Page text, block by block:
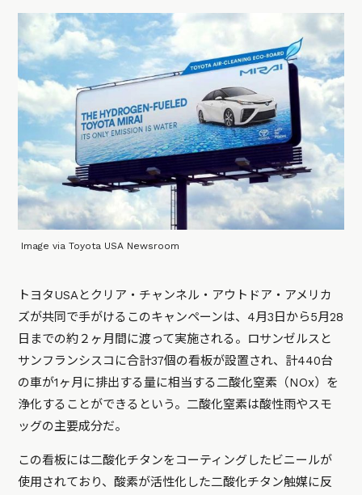
Image via Toyota USA Newsroom
トヨタUSAとクリア・チャンネル・アウトドア・アメリカ
ズが共同で手がけるこのキャンペーンは、4月3日から5月28
日までの約２ヶ月間に渡って実施される。ロサンゼルスと
サンフランシスコに合計37個の看板が設置され、計440台
の車が1ヶ月に排出する量に相当する二酸化窒素（NOx）を
浄化することができるという。二酸化窒素は酸性雨やスモ
ッグの主要成分だ。
この看板には二酸化チタンをコーティングしたビニールが
使用されており、酸素が活性化した二酸化チタン触媒に反